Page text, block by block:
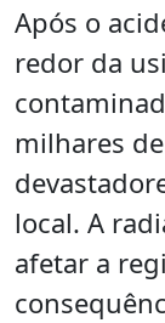
Após o
redor da
milhares
local. A
afetar a